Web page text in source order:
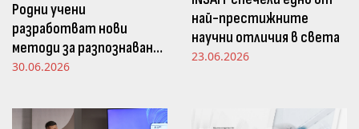
Родни учени
разработват нови
методи за разпознаване
и следене на емоциите
погледа
30.06.2026
най-престижните
научни отличия в света
23.06.2026